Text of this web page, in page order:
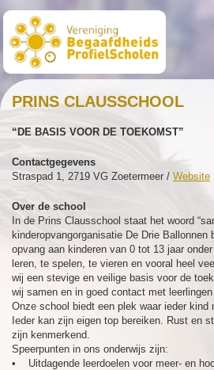
PRINS CLAUSSCHOOL
“DE BASIS VOOR DE TOEKOMST”
Contactgegevens
Straspad 1, 2719 VG Zoetermeer / Website
Over de school
In de Prins Clausschool staat het woord
kinderopvangorganisatie De Drie Ballonnen
opvang aan kinderen van 0 tot 13 jaar
leren, te spelen, te vieren en vooral heel
wij een stevige en veilige basis voor de
wij samen en in goed contact met
Onze school biedt een plek waar ieder
Ieder kan zijn eigen top bereiken. Rust en
zijn kenmerkend.
Speerpunten in ons onderwijs zijn:
• Uitdagende leerdoelen voor meer- en